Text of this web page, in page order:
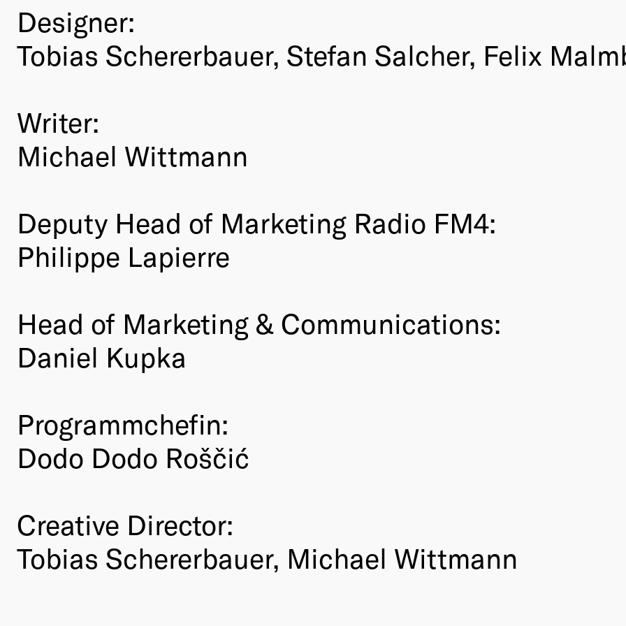
Designer:
Tobias Schererbauer, Stefan Salcher, Felix
Writer:
Michael Wittmann
Deputy Head of Marketing Radio FM4:
Philippe Lapierre
Head of Marketing & Communications:
Daniel Kupka
Programmchefin:
Dodo Dodo Roščić
Creative Director:
Tobias Schererbauer, Michael Wittmann